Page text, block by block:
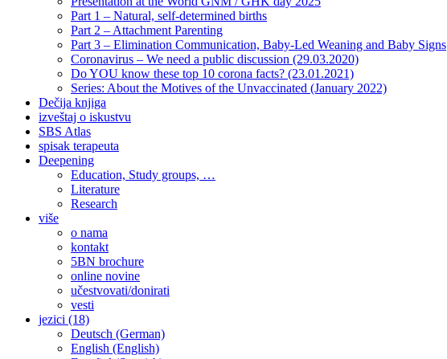
Part 1 – Natural, self-determined births
Part 2 – Attachment Parenting
Part 3 – Elimination Communication, Baby-Led Weaning and Baby Signs
Coronavirus – We need a public discussion (29.03.2020)
Do YOU know these top 10 corona facts? (23.01.2021)
Series: About the Motives of the Unvaccinated (January 2022)
Dečija knjiga
izveštaj o iskustvu
SBS Atlas
spisak terapeuta
Deepening
Education, Study groups, …
Literature
Research
više
o nama
kontakt
5BN brochure
online novine
učestvovati/donirati
vesti
jezici (18)
Deutsch (German)
English (English)